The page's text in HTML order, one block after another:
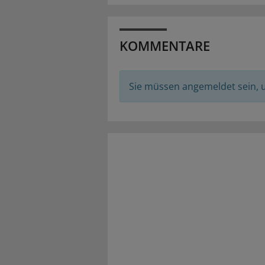
KOMMENTARE
Sie müssen angemeldet